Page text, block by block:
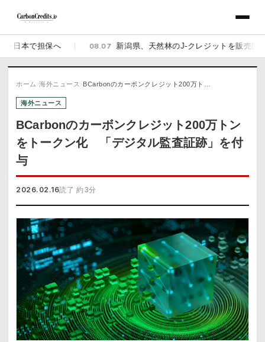
で担保へ | 新潟県、天然林のJ-クレジットを販売開始 佐
ホーム ›海外ニュース › BCarbonのカーボンクレジット200万ト…
海外ニュース
BCarbonのカーボンクレジット200万トン
をトークン化 「デジタル監査証跡」を付
与
2026.02.16読了 約3分